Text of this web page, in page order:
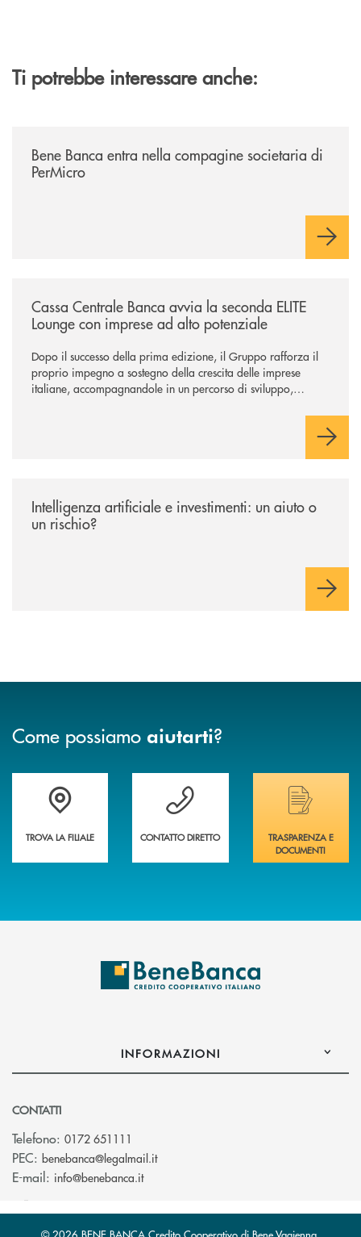
Ti potrebbe interessare anche:
Bene Banca entra nella compagine societaria di
PerMicro
Cassa Centrale Banca avvia la seconda ELITE
Lounge con imprese ad alto potenziale
Dopo il successo della prima edizione, il Gruppo rafforza il
proprio impegno a sostegno della crescita delle imprese
italiane, accompagnandole in un percorso di sviluppo,
Intelligenza artificiale e investimenti: un aiuto o
un rischio?
Come possiamo aiutarti?
Trova la filiale più vicina a te&nbsp;
TROVA LA FILIALE
Hai bisogno di assistenza immediata?
CONTATTO DIRETTO
Hai bisogno di
TRASPARENZA E
DOCUMENTI
INFORMAZIONI
CONTATTI
Telefono: 0172 651111
PEC: benebanca@legalmail.it(si apre l’app di posta elettronica)
E-mail: info@benebanca.it(si apre l’app di posta elettronica)